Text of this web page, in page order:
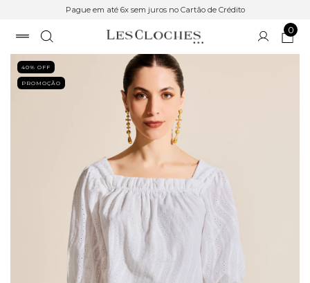
Pague em até 6x sem juros no Cartão de Crédito
0
40% OFF
PROMOÇÃO